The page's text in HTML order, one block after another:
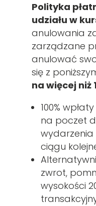
Polityka
udziału w
anulowania
zarządzane
anulować
się z
na więcej niż
100%
na poczet
wydarzenia
ciągu
zwrot,
wysokości